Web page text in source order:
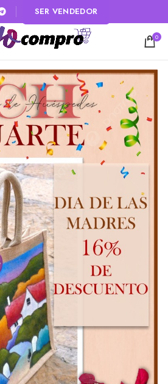
SER VENDEDOR
0